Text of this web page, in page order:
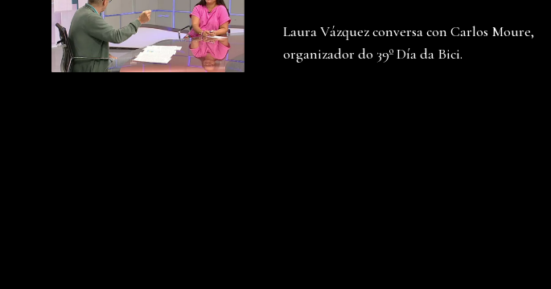
Laura Vázquez conversa con Carlos Moure,
organizador do 39º Día da Bici.